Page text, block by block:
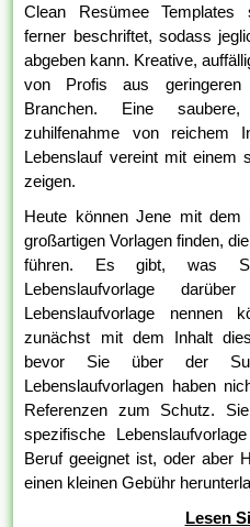
Clean Resümee Templates
ferner beschriftet, sodass
abgeben kann. Kreative,
von Profis aus geringeren
Branchen. Eine
zuhilfenahme von reichem
Lebenslauf vereint mit einem
zeigen.
Heute können Jene mit dem
großartigen Vorlagen finden,
führen. Es gibt, was
Lebenslaufvorlage
Lebenslaufvorlage nennen
zunächst mit dem Inhalt
bevor Sie über der
Lebenslaufvorlagen haben
Referenzen zum Schutz.
spezifische
Beruf geeignet ist, oder aber
einen kleinen Gebühr
Lesen